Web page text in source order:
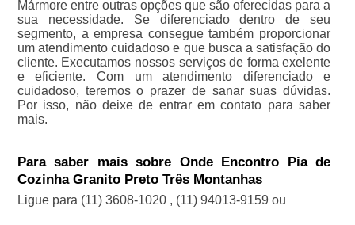
Mármore entre outras opções que são oferecidas para a
sua necessidade. Se diferenciado dentro de seu
segmento, a empresa consegue também proporcionar
um atendimento cuidadoso e que busca a satisfação do
cliente. Executamos nossos serviços de forma exelente
e eficiente. Com um atendimento diferenciado e
cuidadoso, teremos o prazer de sanar suas dúvidas.
Por isso, não deixe de entrar em contato para saber
mais.
Para saber mais sobre Onde Encontro Pia de
Cozinha Granito Preto Três Montanhas
Ligue para (11) 3608-1020 , (11) 94013-9159 ou